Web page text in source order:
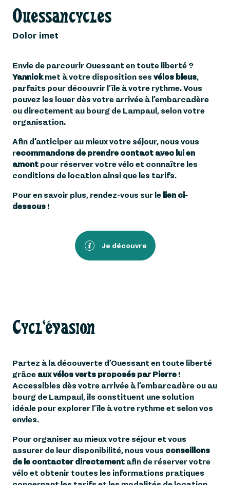
Ouessancycles
Dolor imet
Envie de parcourir Ouessant en toute liberté ?
Yannickmet à votre disposition ses vélos bleus,
parfaits pour découvrir l’île à votre rythme. Vous
pouvez les louer dès votre arrivée à l’embarcadère
ou directement au bourg de Lampaul, selon votre
organisation.
Afin d’anticiper au mieux votre séjour, nous vous
recommandons de prendre contact avec lui en
amont pour réserver votre vélo et connaître les
conditions de location ainsi que les tarifs.
Pour en savoir plus, rendez-vous sur le lien ci-
dessous !
Je découvre
Cycl'évasion
Partez à la découverte d’Ouessant en toute liberté
grâce aux vélos verts proposés par Pierre !
Accessibles dès votre arrivée à l’embarcadère ou au
bourg de Lampaul, ils constituent une solution
idéale pour explorer l’île à votre rythme et selon vos
envies.
Pour organiser au mieux votre séjour et vous
assurer de leur disponibilité, nous vous conseillons
de le contacter directement afin de réserver votre
vélo et obtenir toutes les informations pratiques